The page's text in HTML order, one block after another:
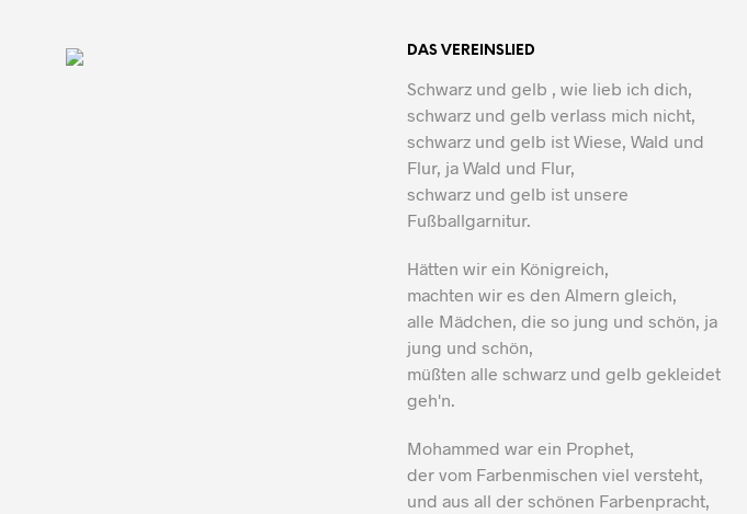
DAS VEREINSLIED
Schwarz und gelb , wie lieb ich dich,
schwarz und gelb verlass mich nicht,
schwarz und gelb ist Wiese, Wald und
Flur, ja Wald und Flur,
schwarz und gelb ist unsere
Fußballgarnitur.
Hätten wir ein Königreich,
machten wir es den Almern gleich,
alle Mädchen, die so jung und schön, ja
jung und schön,
müßten alle schwarz und gelb gekleidet
geh'n.
Mohammed war ein Prophet,
der vom Farbenmischen viel versteht,
und aus all der schönen Farbenpracht,